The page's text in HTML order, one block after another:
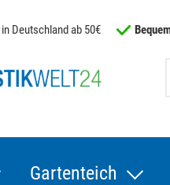
in Deutschland ab 50€
Gartenteich